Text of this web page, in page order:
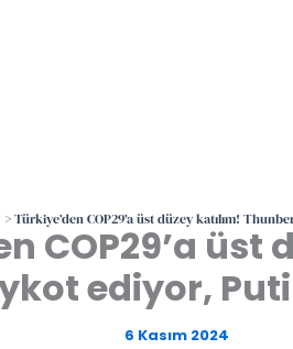
Türkiye’den COP29’a üst düzey katılım!
COP29’a üst
ediyor,
6 Kasım 2024